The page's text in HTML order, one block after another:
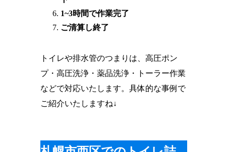
1~3時間で作業完了
ご清算し終了
トイレや排水管のつまりは、高圧ポン
プ・高圧洗浄・薬品洗浄・トーラー作業
などで対応いたします。具体的な事例で
ご紹介いたしますね↓